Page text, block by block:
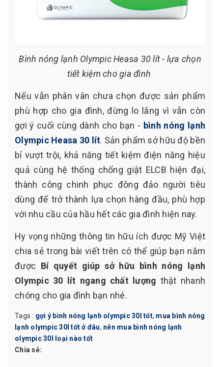
Bình nóng lạnh Olympic Heasa 30 lít - lựa chọn
tiết kiệm cho gia đình
Nếu vẫn phân vân chưa chọn được sản phẩm
phù hợp cho gia đình, đừng lo lắng vì vẫn còn
gợi ý cuối cùng dành cho bạn - bình nóng lạnh
Olympic Heasa 30 lít. Sản phẩm sở hữu độ bền
bỉ vượt trội, khả năng tiết kiệm điện năng hiệu
quả cùng hệ thống chống giật ELCB hiện đại,
thành công chinh phục đông đảo người tiêu
dùng để trở thành lựa chọn hàng đầu, phù hợp
với nhu cầu của hầu hết các gia đình hiện nay.
Hy vọng những thông tin hữu ích được Mỹ Việt
chia sẻ trong bài viết trên có thể giúp bạn nắm
được Bí quyết giúp sở hữu bình nóng lạnh
Olympic 30 lít ngang chất lượng thật nhanh
chóng cho gia đình bạn nhé.
Tags : gợi ý bình nóng lạnh olympic 30l tốt, mua bình nóng
lạnh olympic 30l tốt ở đâu, nên mua bình nóng lạnh
olympic 30l loại nào tốt
Chia sẻ: